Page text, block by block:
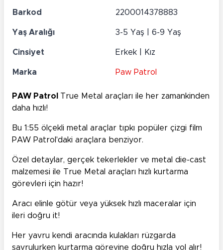
Barkod 2200014378883
Yaş Aralığı 3-5 Yaş | 6-9 Yaş
Cinsiyet Erkek | Kız
Marka Paw Patrol
PAW Patrol
True Metal araçları ile her zamankinden
daha hızlı!
Bu 1:55 ölçekli metal araçlar tıpkı popüler çizgi film
PAW Patrol'daki araçlara benziyor.
Özel detaylar, gerçek tekerlekler ve metal die-cast
malzemesi ile True Metal araçları hızlı kurtarma
görevleri için hazır!
Aracı elinle götür veya yüksek hızlı maceralar için
ileri doğru it!
Her yavru kendi aracında kulakları rüzgarda
savrulurken kurtarma görevine doğru hızla yol alır!